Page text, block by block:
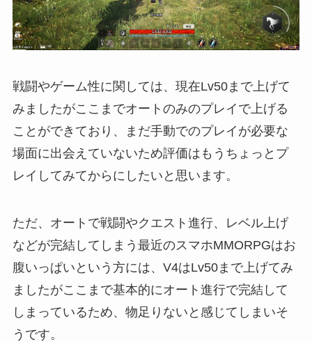
戦闘やゲーム性に関しては、現在Lv50まで上げて
みましたがここまでオートのみのプレイで上げる
ことができており、まだ手動でのプレイが必要な
場面に出会えていないため評価はもうちょっとプ
レイしてみてからにしたいと思います。
ただ、オートで戦闘やクエスト進行、レベル上げ
などが完結してしまう最近のスマホMMORPGはお
腹いっぱいという方には、V4はLv50まで上げてみ
ましたがここまで基本的にオート進行で完結して
しまっているため、物足りないと感じてしまいそ
うです。